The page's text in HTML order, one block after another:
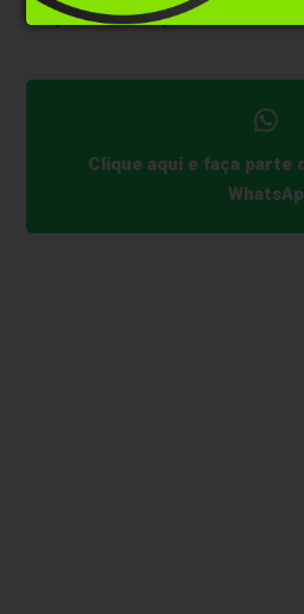
https://nucleopadovan.com/
Clique aqui e faça parte